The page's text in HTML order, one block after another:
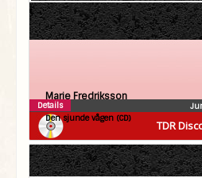
TDR
Marie Fredriksson
Den sjunde vågen (CD)
Details